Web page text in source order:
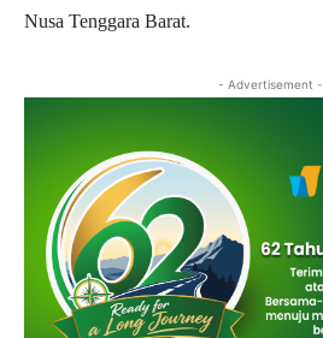
Nusa Tenggara Barat.
- Advertisement -